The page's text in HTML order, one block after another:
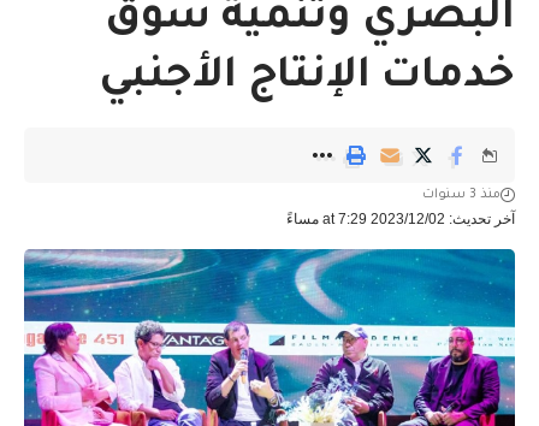
البصري وتنمية سوق
خدمات الإنتاج الأجنبي
آخر تحديث: 2023/12/02 at 7:29 مساءً
منذ 3 سنوات